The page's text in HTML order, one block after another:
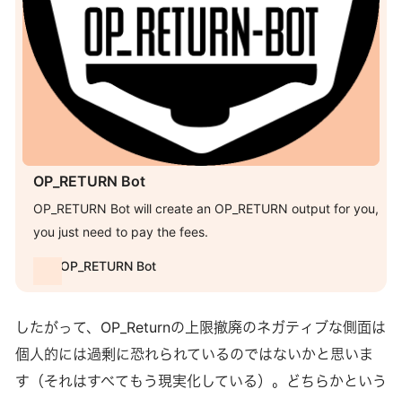
OP_RETURN Bot
OP_RETURN Bot will create an OP_RETURN output for you,
you just need to pay the fees.
OP_RETURN Bot
したがって、OP_Returnの上限撤廃のネガティブな側面は
個人的には過剰に恐れられているのではないかと思いま
す（それはすべてもう現実化している）。どちらかという